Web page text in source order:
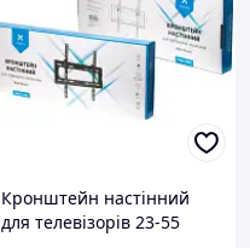
Кронштейн настінний
для телевізорів 23-55